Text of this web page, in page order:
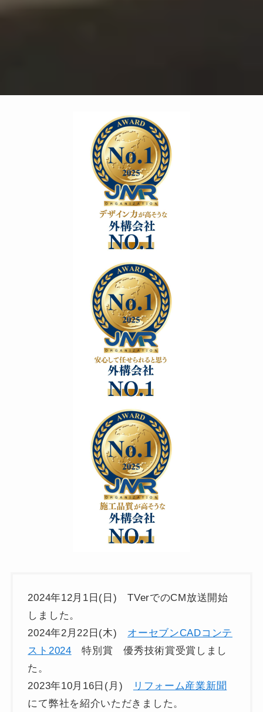
2024年12月1日(日) TVerでのCM放送開始
しました。
2024年2月22日(木) オーセブンCADコンテ
スト2024 特別賞 優秀技術賞受賞しまし
た。
2023年10月16日(月)
リフォーム産業新聞
にて弊社を紹介いただきました。